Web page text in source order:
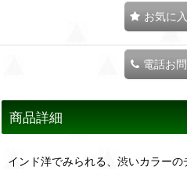
お気に
電話お
商品詳細
インド洋でみられる、渋いカラーの